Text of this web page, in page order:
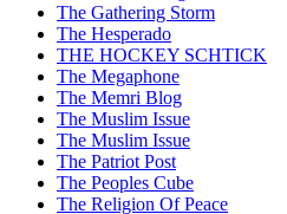
The Gathering Storm
The Hesperado
THE HOCKEY SCHTICK
The Megaphone
The Memri Blog
The Muslim Issue
The Muslim Issue
The Patriot Post
The Peoples Cube
The Religion Of Peace